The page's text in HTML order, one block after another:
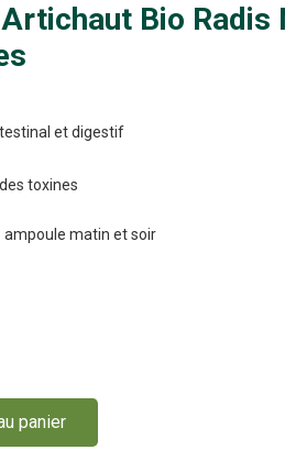
Bio Radis
et digestif
toxines
ampoule matin et soir
panier